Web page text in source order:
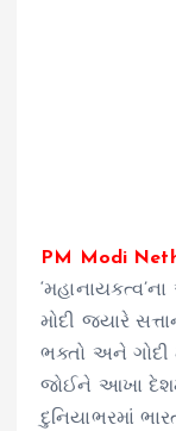
PM Modi
મોદી જ્યારે
ભક્તો અને ગોદી
જોઈને આખા
દુનિયાભરમાં